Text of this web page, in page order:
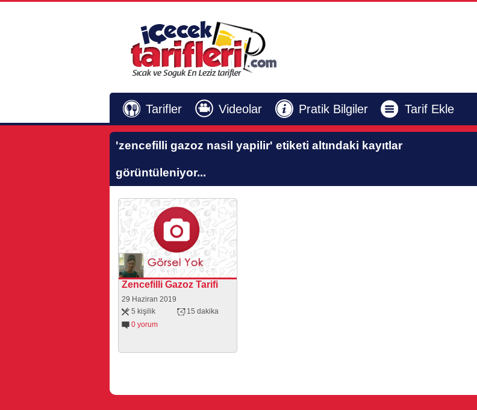
Tarifler Videolar Pratik Bilgiler Tarif Ekle
'zencefilli gazoz nasil yapilir' etiketi altındaki kayıtlar
görüntüleniyor...
Zencefilli Gazoz Tarifi
29 Haziran 2019
5 kişilik
15 dakika
0 yorum